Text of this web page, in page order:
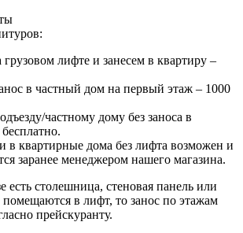
лифте и занесем в квартиру –
в частный дом на первый этаж – 1000
частному дому без заноса в
в квартирные дома без лифта возможен и
заранее менеджером нашего магазина.
есть столешница, стеновая панель или
помещаются в лифт, то занос по этажам
прейскуранту.